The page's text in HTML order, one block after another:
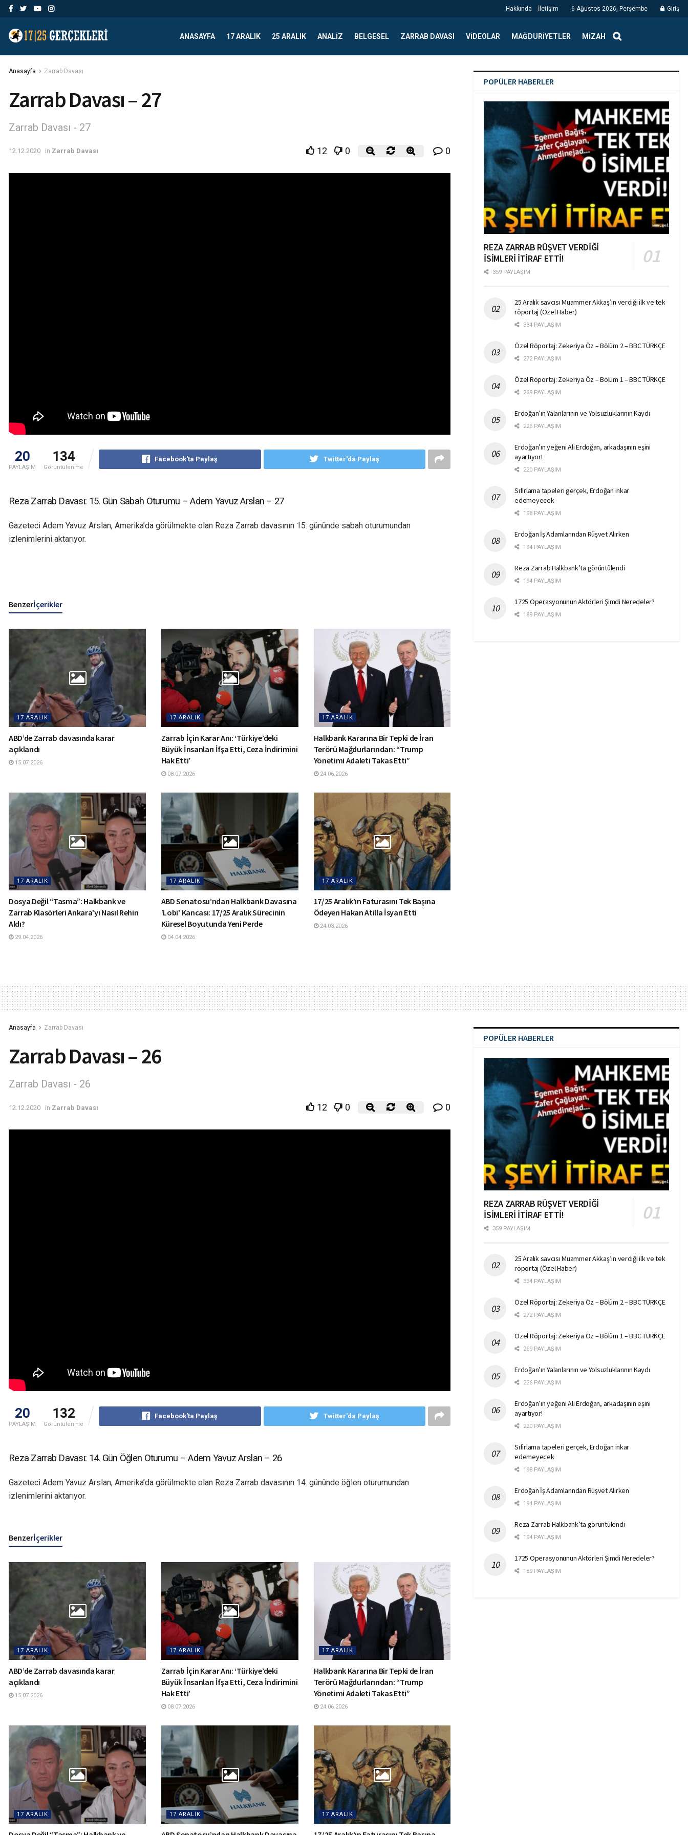
Hakkında İletişim 6 Ağustos 2026, Perşembe Giriş
ANASAYFA 17 ARALIK 25 ARALIK ANALIZ BELGESEL ZARRAB DAVASI VIDEOLAR MAĞDURIYETLER MIZAH
Anasayfa Zarrab Davası
Zarrab Davası – 27
Zarrab Davası - 27
12.12.2020 in Zarrab Davası 12 0 0
20
PAYLAŞIM
134
Görüntülenme
Facebook'ta Paylaş Twitter'da Paylaş
Reza Zarrab Davası: 15. Gün Sabah Oturumu – Adem Yavuz Arslan – 27
Gazeteci Adem Yavuz Arslan, Amerika’da görülmekte olan Reza Zarrab davasının 15. gününde sabah oturumundan
izlenimlerini aktarıyor.
Benzerİçerikler
17 ARALIK
ABD’de Zarrab davasında karar
açıklandı
15.07.2026
17 ARALIK
Zarrab İçin Karar Anı: ‘Türkiye’deki
Büyük İnsanları İfşa Etti, Ceza İndirimini
Hak Etti’
08.07.2026
17 ARALIK
Halkbank Kararına Bir Tepki de İran
Terörü Mağdurlarından: “Trump
Yönetimi Adaleti Takas Etti”
24.06.2026
17 ARALIK
Dosya Değil “Tasma”: Halkbank ve
Zarrab Klasörleri Ankara’yı Nasıl Rehin
Aldı?
29.04.2026
17 ARALIK
ABD Senatosu’ndan Halkbank Davasına
‘Lobi’ Kancası: 17/25 Aralık Sürecinin
Küresel Boyutunda Yeni Perde
04.04.2026
17 ARALIK
17/25 Aralık’ın Faturasını Tek Başına
Ödeyen Hakan Atilla İsyan Etti
24.03.2026
POPÜLER HABERLER
REZA ZARRAB RÜŞVET VERDİĞİ
İSİMLERİ İTİRAF ETTİ!
359 PAYLAŞIM
25 Aralık savcısı Muammer Akkaş’ın verdiği ilk ve tek
röportaj (Özel Haber)
334 PAYLAŞIM
Özel Röportaj: Zekeriya Öz – Bölüm 2 – BBC TÜRKÇE
272 PAYLAŞIM
Özel Röportaj: Zekeriya Öz – Bölüm 1 – BBC TÜRKÇE
269 PAYLAŞIM
Erdoğan’ın Yalanlarının ve Yolsuzluklarının Kaydı
226 PAYLAŞIM
Erdoğan’ın yeğeni Ali Erdoğan, arkadaşının eşini
ayartıyor!
220 PAYLAŞIM
Sıfırlama tapeleri gerçek, Erdoğan inkar
edemeyecek
198 PAYLAŞIM
Erdoğan İş Adamlarından Rüşvet Alırken
194 PAYLAŞIM
Reza Zarrab Halkbank’ta görüntülendi
194 PAYLAŞIM
1725 Operasyonunun Aktörleri Şimdi Neredeler?
189 PAYLAŞIM
Anasayfa Zarrab Davası
Zarrab Davası – 26
Zarrab Davası - 26
12.12.2020 in Zarrab Davası 12 0 0
20
PAYLAŞIM
132
Görüntülenme
Facebook'ta Paylaş Twitter'da Paylaş
Reza Zarrab Davası: 14. Gün Öğlen Oturumu – Adem Yavuz Arslan – 26
Gazeteci Adem Yavuz Arslan, Amerika’da görülmekte olan Reza Zarrab davasının 14. gününde öğlen oturumundan
izlenimlerini aktarıyor.
Benzerİçerikler
17 ARALIK
ABD’de Zarrab davasında karar
açıklandı
15.07.2026
17 ARALIK
Zarrab İçin Karar Anı: ‘Türkiye’deki
Büyük İnsanları İfşa Etti, Ceza İndirimini
Hak Etti’
08.07.2026
17 ARALIK
Halkbank Kararına Bir Tepki de İran
Terörü Mağdurlarından: “Trump
Yönetimi Adaleti Takas Etti”
24.06.2026
17 ARALIK 17 ARALIK 17 ARALIK
POPÜLER HABERLER
REZA ZARRAB RÜŞVET VERDİĞİ
İSİMLERİ İTİRAF ETTİ!
359 PAYLAŞIM
25 Aralık savcısı Muammer Akkaş’ın verdiği ilk ve tek
röportaj (Özel Haber)
334 PAYLAŞIM
Özel Röportaj: Zekeriya Öz – Bölüm 2 – BBC TÜRKÇE
272 PAYLAŞIM
Özel Röportaj: Zekeriya Öz – Bölüm 1 – BBC TÜRKÇE
269 PAYLAŞIM
Erdoğan’ın Yalanlarının ve Yolsuzluklarının Kaydı
226 PAYLAŞIM
Erdoğan’ın yeğeni Ali Erdoğan, arkadaşının eşini
ayartıyor!
220 PAYLAŞIM
Sıfırlama tapeleri gerçek, Erdoğan inkar
edemeyecek
198 PAYLAŞIM
Erdoğan İş Adamlarından Rüşvet Alırken
194 PAYLAŞIM
Reza Zarrab Halkbank’ta görüntülendi
194 PAYLAŞIM
1725 Operasyonunun Aktörleri Şimdi Neredeler?
189 PAYLAŞIM